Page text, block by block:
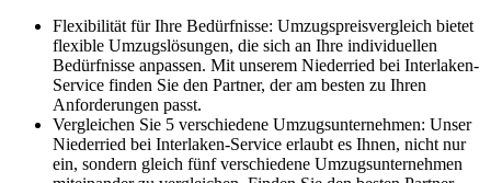
Flexibilität für Ihre Bedürfnisse: Umzugspreisvergleich bietet
flexible Umzugslösungen, die sich an Ihre individuellen
Bedürfnisse anpassen. Mit unserem Niederried bei Interlaken-
Service finden Sie den Partner, der am besten zu Ihren
Anforderungen passt.
Vergleichen Sie 5 verschiedene Umzugsunternehmen: Unser
Niederried bei Interlaken-Service erlaubt es Ihnen, nicht nur
ein, sondern gleich fünf verschiedene Umzugsunternehmen